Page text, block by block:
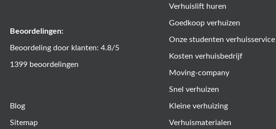
Beoordelingen:
Beoordeling door klanten: 4.8/5
1399 beoordelingen
Blog
Sitemap
Verhuislift huren
Goedkoop verhuizen
Onze studenten verhuisservice
Kosten verhuisbedrijf
Moving-company
Snel verhuizen
Kleine verhuizing
Verhuismaterialen